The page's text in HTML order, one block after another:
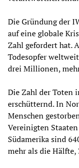
Die Gründung der
auf eine globale
Zahl gefordert hat.
Todesopfer
drei Millionen,
Die Zahl der Toten
erschütternd. In
Menschen
Vereinigten
Südamerika sind
mehr als die